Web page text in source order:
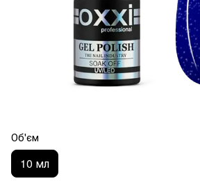
Об'єм
10 мл